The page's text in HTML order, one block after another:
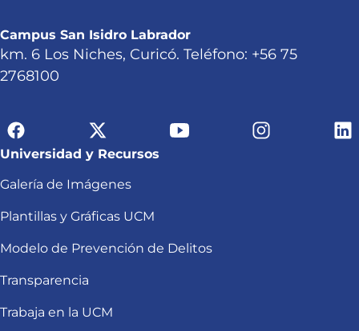
Campus San Isidro Labrador
km. 6 Los Niches, Curicó. Teléfono: +56 75
2768100
Universidad y Recursos
Galería de Imágenes
Plantillas y Gráficas UCM
Modelo de Prevención de Delitos
Transparencia
Trabaja en la UCM